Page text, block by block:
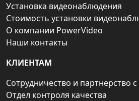
Установка видеонаблюдения
Стоимость установки
О компании PowerVideo
Наши контакты
КЛИЕНТАМ
Сотрудничество и партнерство
Отдел контроля качества